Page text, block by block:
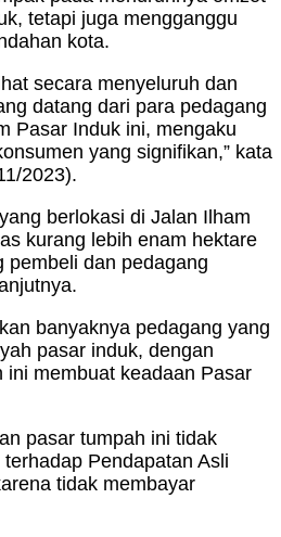
tetapi juga mengganggu
kota.
secara menyeluruh dan
datang dari para pedagang
Pasar Induk ini, mengaku
yang signifikan,” kata
2023).
berlokasi di Jalan Ilham
kurang lebih enam hektare
pembeli dan pedagang
banyaknya pedagang yang
pasar induk, dengan
ini membuat keadaan Pasar
pasar tumpah ini tidak
Pendapatan Asli
tidak membayar